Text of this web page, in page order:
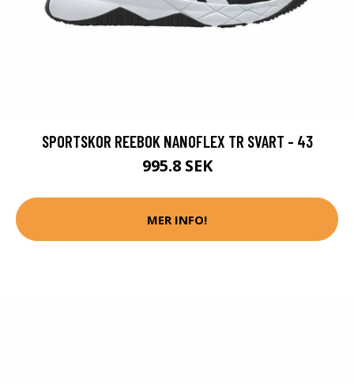
SPORTSKOR REEBOK NANOFLEX TR SVART - 43
995.8 SEK
MER INFO!